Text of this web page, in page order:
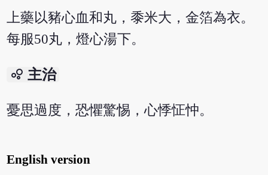
上藥以豬心血和丸，黍米大，金箔為衣。
每服50丸，燈心湯下。
bubble_chart 主治
憂思過度，恐懼驚惕，心悸怔忡。
English version